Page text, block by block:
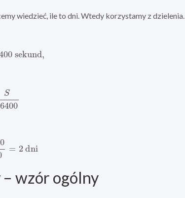
wiedzieć, ile to dni. Wtedy korzystamy z dzielenia.
sekund
– wzór ogólny